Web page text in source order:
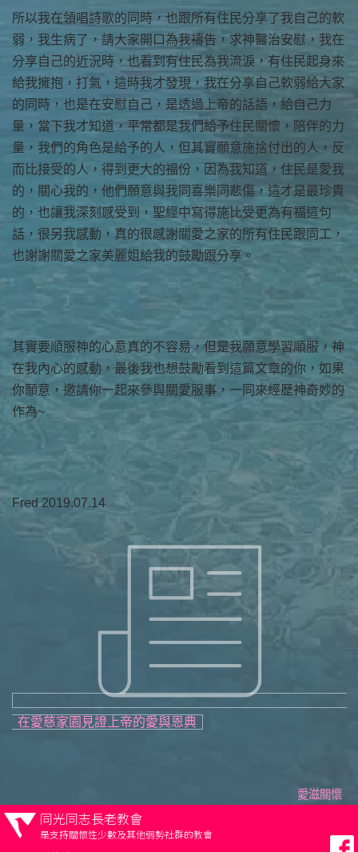
愛滋關懷
所以我在領唱詩歌的同時，也跟所有住民分享了我自己的軟
弱，我生病了，請大家開口為我禱告，求神醫治安慰，我在
分享自己的近況時，也看到有住民為我流淚，有住民起身來
給我擁抱，打氣，這時我才發現，我在分享自己軟弱給大家
的同時，也是在安慰自己，是透過上帝的話語，給自己力
量，當下我才知道，平常都是我們給予住民關懷，陪伴的力
量，我們的角色是給予的人，但其實願意施捨付出的人，反
而比接受的人，得到更大的福份，因為我知道，住民是愛我
的，關心我的，他們願意與我同喜樂同悲傷，這才是最珍貴
的，也讓我深刻感受到，聖經中寫得施比受更為有福這句
話，很另我感動，真的很感謝關愛之家的所有住民跟同工，
也謝謝關愛之家美麗姐給我的鼓勵跟分享。
其實要順服神的心意真的不容易，但是我願意學習順服，神
在我內心的感動，最後我也想鼓勵看到這篇文章的你，如果
你願意，邀請你一起來參與關愛服事，一同來經歷神奇妙的
作為~
Fred 2019.07.14
在愛慈家園見證上帝的愛與恩典
同光同志長老教會
是支持關懷性少數及其他弱勢社群的教會